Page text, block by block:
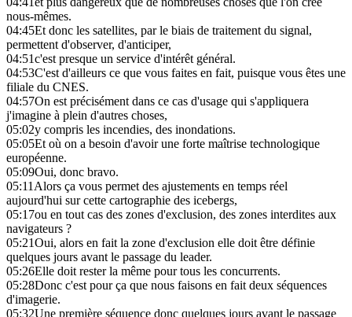
nous-mêmes.
04:45Et donc les satellites, par le biais de traitement du signal,
permettent d'observer, d'anticiper,
04:51c'est presque un service d'intérêt général.
04:53C'est d'ailleurs ce que vous faites en fait, puisque vous êtes une
filiale du CNES.
04:57On est précisément dans ce cas d'usage qui s'appliquera
j'imagine à plein d'autres choses,
05:02y compris les incendies, des inondations.
05:05Et où on a besoin d'avoir une forte maîtrise technologique
européenne.
05:09Oui, donc bravo.
05:11Alors ça vous permet des ajustements en temps réel
aujourd'hui sur cette cartographie des icebergs,
05:17ou en tout cas des zones d'exclusion, des zones interdites aux
navigateurs ?
05:21Oui, alors en fait la zone d'exclusion elle doit être définie
quelques jours avant le passage du leader.
05:26Elle doit rester la même pour tous les concurrents.
05:28Donc c'est pour ça que nous faisons en fait deux séquences
d'imagerie.
05:32Une première séquence donc quelques jours avant le passage